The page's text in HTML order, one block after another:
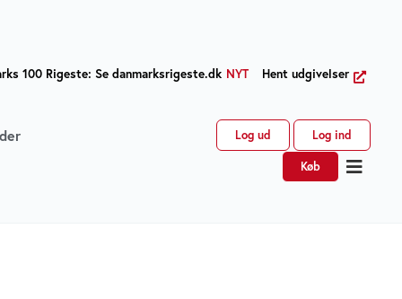
100 Rigeste: Se danmarksrigeste.dk NYT Hent udgivelser
Log ud Log ind
Køb